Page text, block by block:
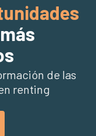
de las
renting